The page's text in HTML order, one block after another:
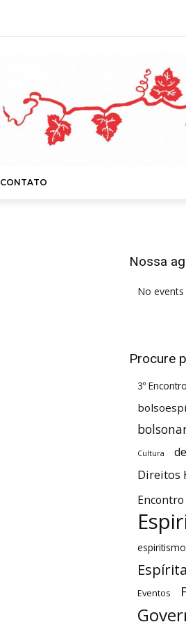
CONTATO
Nossa
No events
Procure
3º
Cultura
Direitos
Eventos